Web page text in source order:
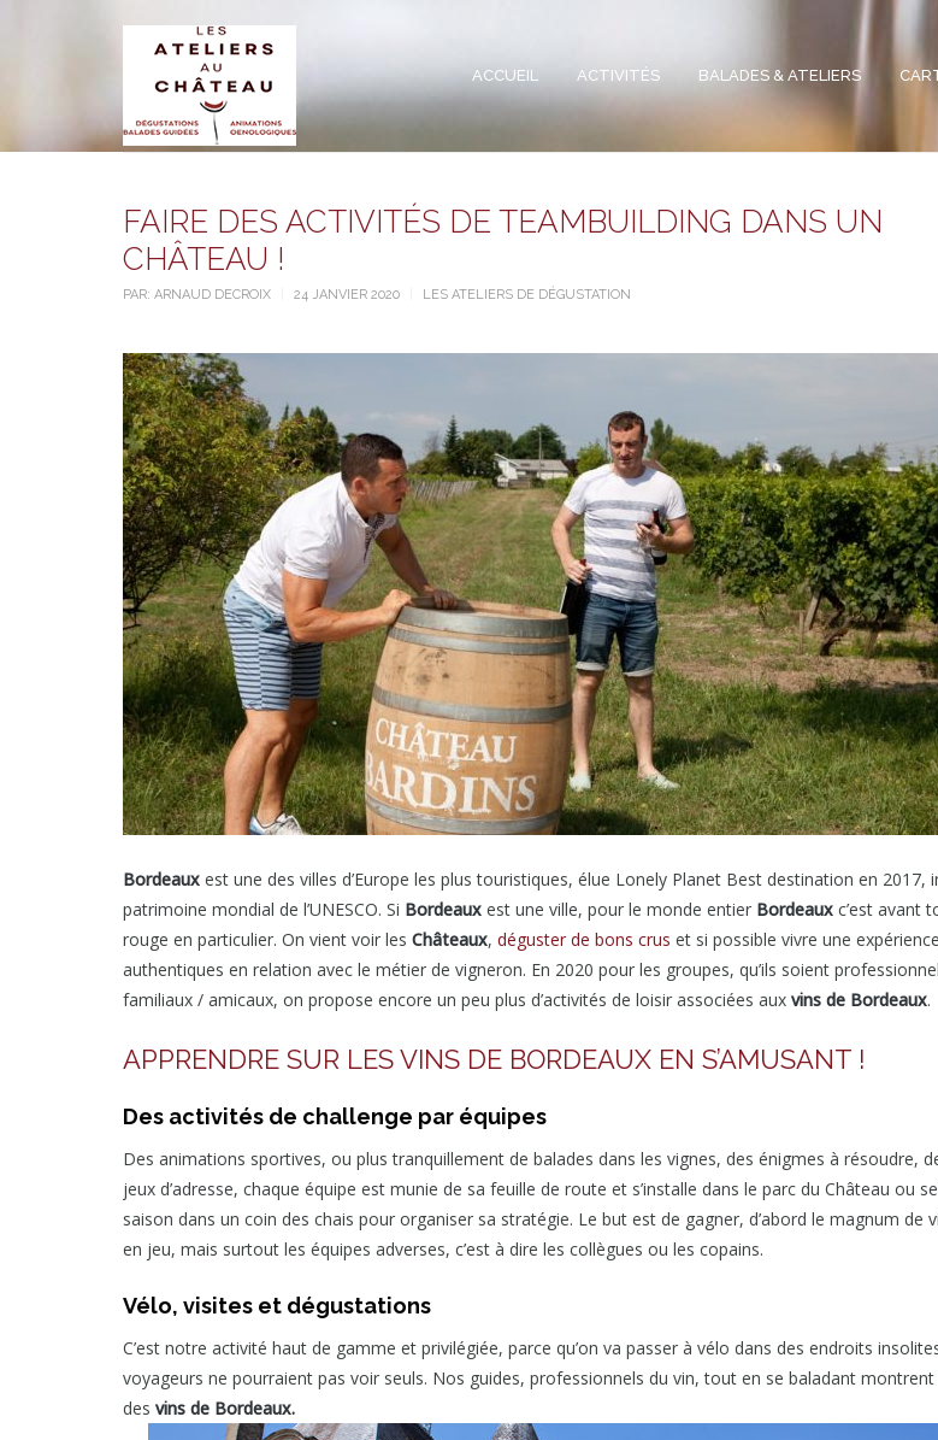
ACCUEIL ACTIVITÉS BALADES & ATELIERS
FAIRE DES ACTIVITÉS DE TEAMBUILDING DANS UN
CHÂTEAU !
PAR: ARNAUD DECROIX 24 JANVIER 2020 LES ATELIERS DE DÉGUSTATION
Bordeaux est une des villes d’Europe les plus touristiques, élue Lonely Planet Best destination en 2017,
patrimoine mondial de l’UNESCO. Si Bordeaux est une ville, pour le monde entier Bordeaux c’est avant
rouge en particulier. On vient voir les Châteaux, déguster de bons crus et si possible vivre une expérience
authentiques en relation avec le métier de vigneron. En 2020 pour les groupes, qu’ils soient
familiaux / amicaux, on propose encore un peu plus d’activités de loisir associées aux vins de Bordeaux.
APPRENDRE SUR LES VINS DE BORDEAUX EN S’AMUSANT !
Des activités de challenge par équipes
Des animations sportives, ou plus tranquillement de balades dans les vignes, des énigmes à résoudre,
jeux d’adresse, chaque équipe est munie de sa feuille de route et s’installe dans le parc du Château ou
saison dans un coin des chais pour organiser sa stratégie. Le but est de gagner, d’abord le magnum de
en jeu, mais surtout les équipes adverses, c’est à dire les collègues ou les copains.
Vélo, visites et dégustations
C’est notre activité haut de gamme et privilégiée, parce qu’on va passer à vélo dans des endroits
voyageurs ne pourraient pas voir seuls. Nos guides, professionnels du vin, tout en se baladant montrent
des vins de Bordeaux.